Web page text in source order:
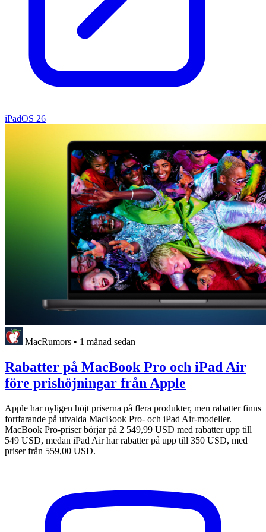
iPadOS 26
MacRumors • 1 månad sedan
Rabatter på MacBook Pro och iPad Air
före prishöjningar från Apple
Apple har nyligen höjt priserna på flera produkter, men rabatter finns
fortfarande på utvalda MacBook Pro- och iPad Air-modeller.
MacBook Pro-priser börjar på 2 549,99 USD med rabatter upp till
549 USD, medan iPad Air har rabatter på upp till 350 USD, med
priser från 559,00 USD.